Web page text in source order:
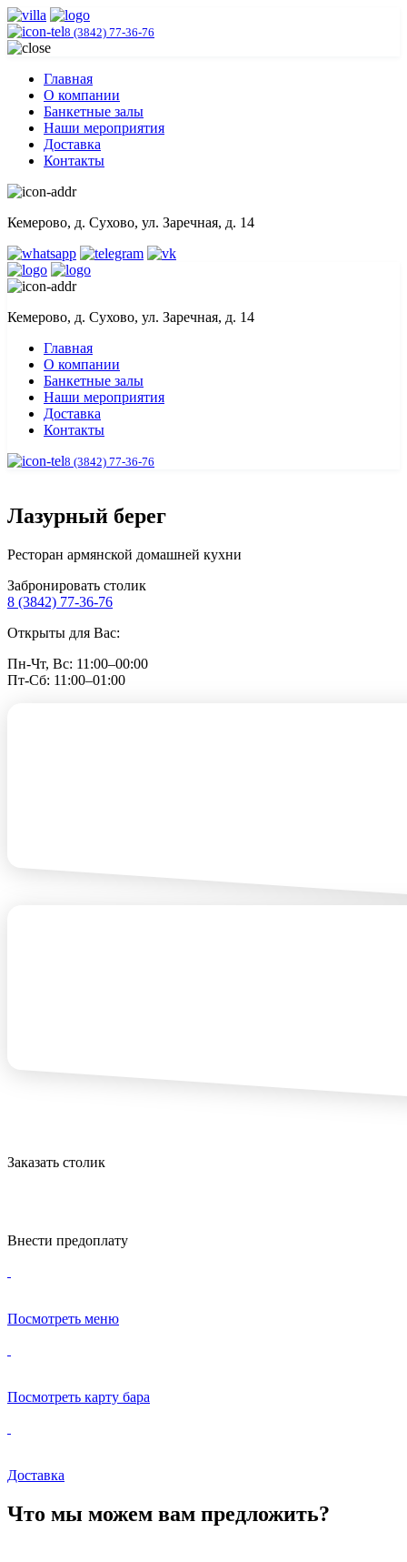
8 (3842) 77-36-76
Главная
О компании
Банкетные залы
Наши мероприятия
Доставка
Контакты
Кемерово, д. Сухово, ул. Заречная, д. 14
Кемерово, д. Сухово, ул. Заречная, д. 14
Главная
О компании
Банкетные залы
Наши мероприятия
Доставка
Контакты
8 (3842) 77-36-76
Лазурный берег
Ресторан армянской домашней кухни
Забронировать столик
8 (3842) 77-36-76
Открыты для Вас:
Пн-Чт, Вс: 11:00–00:00
Пт-Сб: 11:00–01:00
Заказать столик
Внести предоплату
Посмотреть меню
Посмотреть карту бара
Доставка
Что мы можем вам предложить?